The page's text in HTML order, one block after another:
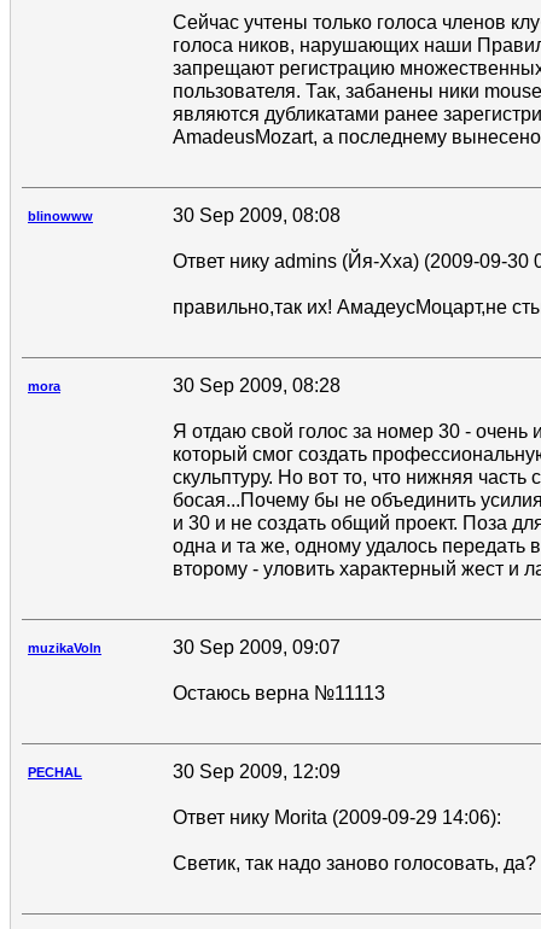
Сейчас учтены только голоса членов
голоса ников, нарушающих наши
запрещают регистрацию
пользователя. Так, забанены ники
являются дубликатами ранее
AmadeusMozart, а последнему
blinowww 30 Sep 2009, 08:08
Ответ нику admins (Йя-Хха) (2009-09-30
правильно,так их! АмадеусМоцарт,не
mora 30 Sep 2009, 08:28
Я отдаю свой голос за номер 30 - очень
который смог создать
скульптуру. Но вот то, что нижняя часть
босая...Почему бы не объединить
и 30 и не создать общий проект. Поза
одна и та же, одному удалось передать
второму - уловить характерный жест и
muzikaVoln 30 Sep 2009, 09:07
Остаюсь верна №11113
PECHAL 30 Sep 2009, 12:09
Ответ нику Morita (2009-09-29 14:06):
Светик, так надо заново голосовать, да?